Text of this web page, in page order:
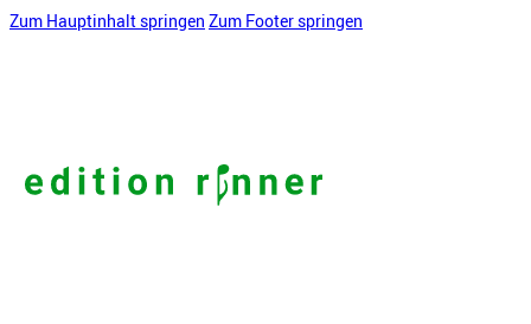
Zum Hauptinhalt springen Zum Footer springen